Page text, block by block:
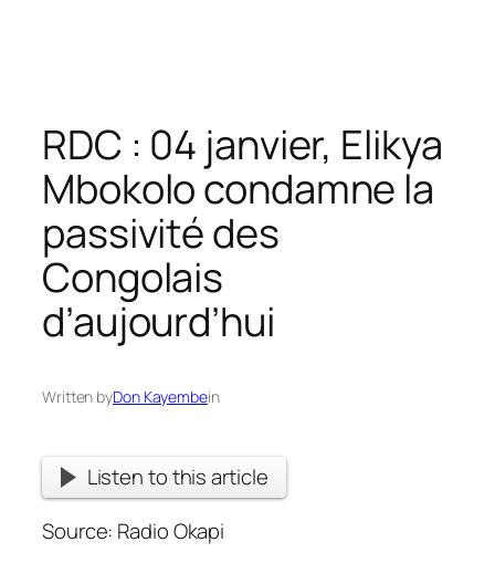
RDC : 04 janvier, Elikya
Mbokolo condamne la
passivité des
Congolais
d’aujourd’hui
Written byDon Kayembein
Listen to this article
Source: Radio Okapi